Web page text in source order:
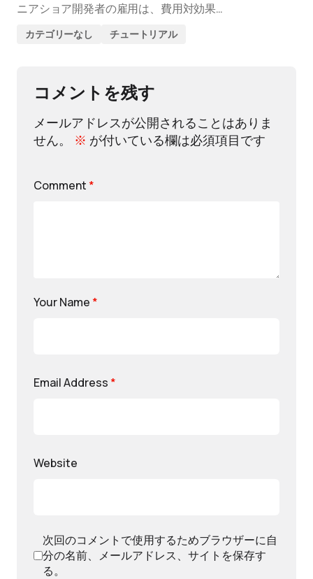
ニアショア開発者の雇用は、費用対効果…
カテゴリーなし チュートリアル
コメントを残す
メールアドレスが公開されることはありま
せん。
※ が付いている欄は必須項目です
Comment *
Your Name *
Email Address *
Website
次回のコメントで使用するためブラウザーに自
分の名前、メールアドレス、サイトを保存す
る。